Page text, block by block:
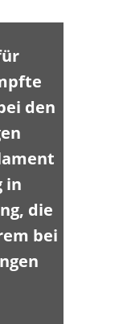
den
in
die
bei